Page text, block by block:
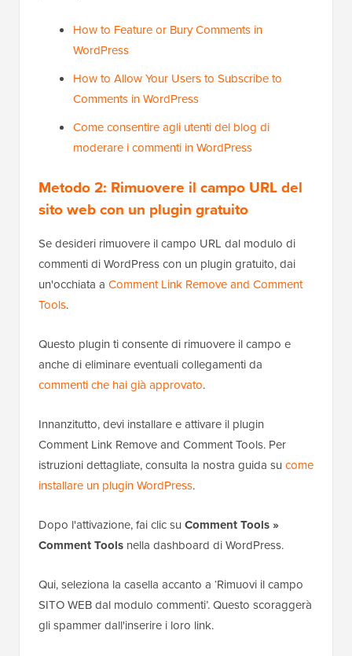
How to Feature or Bury Comments in
WordPress
How to Allow Your Users to Subscribe to
Comments in WordPress
Come consentire agli utenti del blog di
moderare i commenti in WordPress
Metodo 2: Rimuovere il campo URL del
sito web con un plugin gratuito
Se desideri rimuovere il campo URL dal modulo di
commenti di WordPress con un plugin gratuito, dai
un'occhiata a Comment Link Remove and Comment
Tools.
Questo plugin ti consente di rimuovere il campo e
anche di eliminare eventuali collegamenti da
commenti che hai già approvato.
Innanzitutto, devi installare e attivare il plugin
Comment Link Remove and Comment Tools. Per
istruzioni dettagliate, consulta la nostra guida su come
installare un plugin WordPress.
Dopo l'attivazione, fai clic su Comment Tools»
Comment Tools nella dashboard di WordPress.
Qui, seleziona la casella accanto a ‘Rimuovi il campo
SITO WEB dal modulo commenti’. Questo scoraggerà
gli spammer dall'inserire i loro link.